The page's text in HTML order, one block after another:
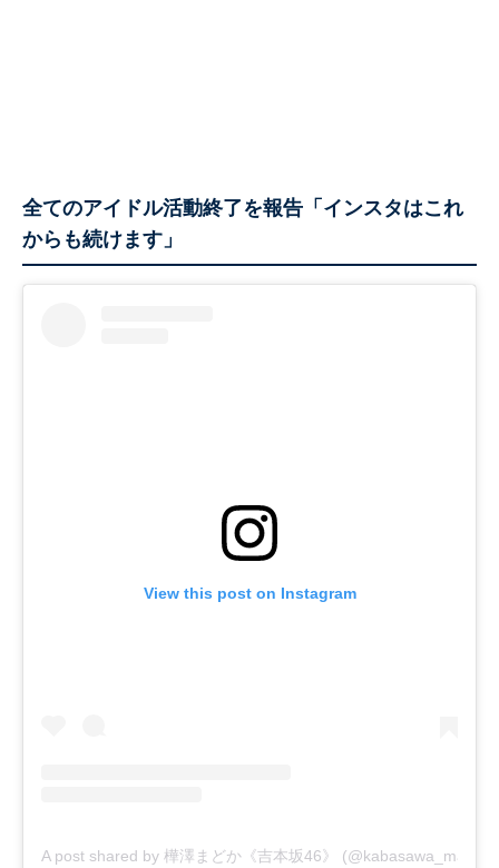
全てのアイドル活動終了を報告「インスタはこれ
からも続けます」
View this post on Instagram
A post shared by 樺澤まどか《吉本坂46》